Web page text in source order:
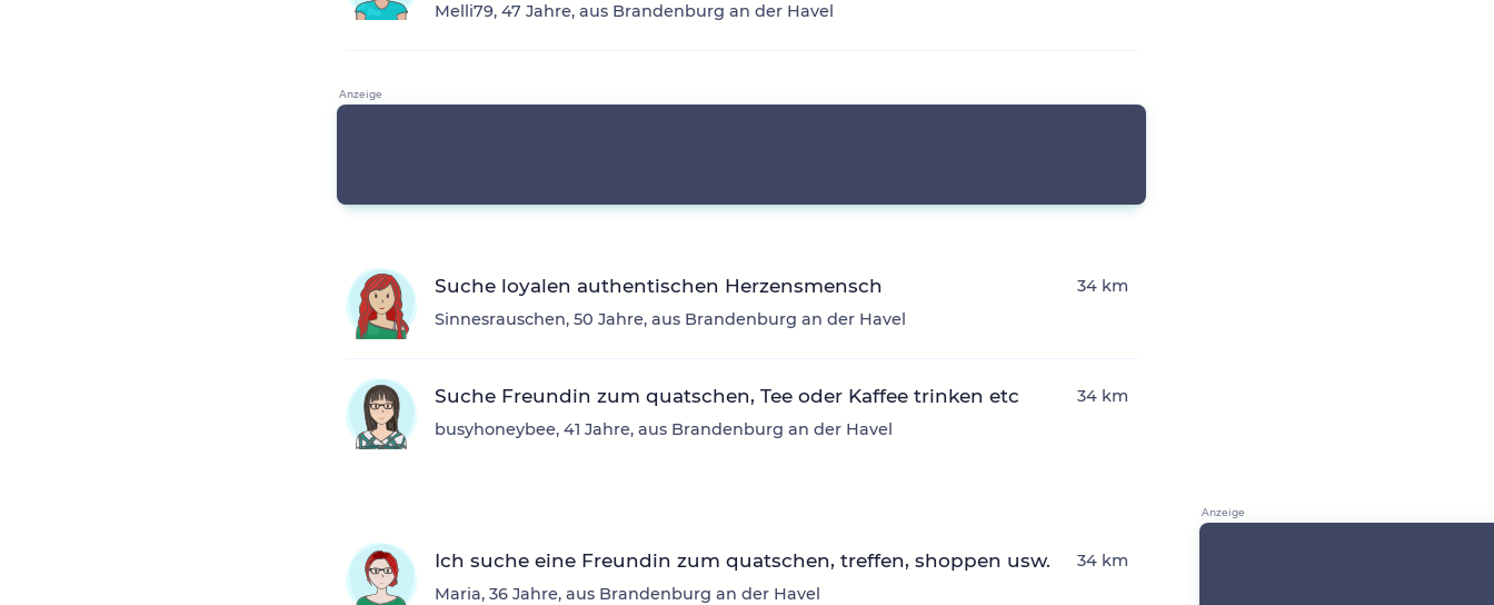
Melli79, 47 Jahre, aus Brandenburg an der Havel
Suche loyalen authentischen Herzensmensch
Sinnesrauschen, 50 Jahre, aus Brandenburg an der Havel
34 km
Suche Freundin zum quatschen, Tee oder Kaffee trinken etc
busyhoneybee, 41 Jahre, aus Brandenburg an der Havel
34 km
Ich suche eine Freundin zum quatschen, treffen, shoppen usw.
Maria, 36 Jahre, aus Brandenburg an der Havel
34 km